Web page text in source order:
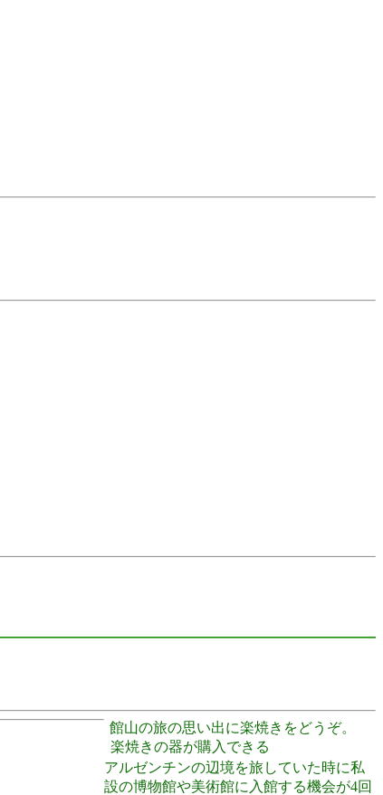
館山の旅の思い出に楽焼きをどうぞ。
楽焼きの器が購入できる
アルゼンチンの辺境を旅していた時に私
設の博物館や美術館に入館する機会が4回